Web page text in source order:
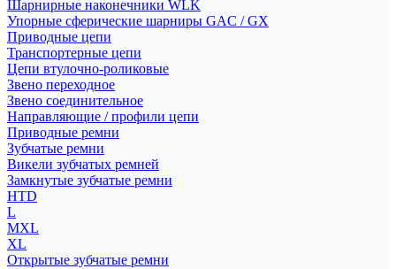
Шарнирные наконечники WLK
Упорные сферические шарниры GAC / GX
Приводные цепи
Транспортерные цепи
Цепи втулочно-роликовые
Звено переходное
Звено соединительное
Направляющие / профили цепи
Приводные ремни
Зубчатые ремни
Викели зубчатых ремней
Замкнутые зубчатые ремни
HTD
L
MXL
XL
Открытые зубчатые ремни